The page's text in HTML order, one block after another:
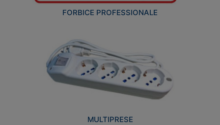
FORBICE PROFESSIONALE
MULTIPRESE